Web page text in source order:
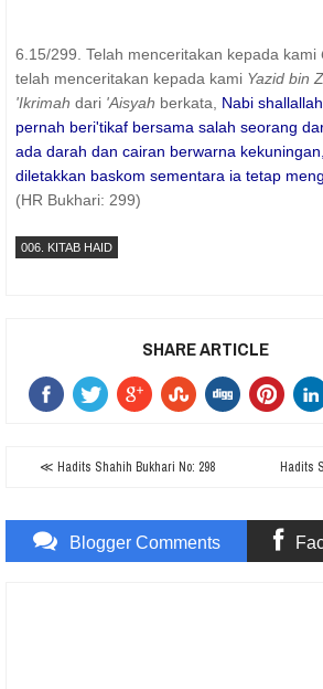
6.15/299. Telah menceritakan kepada kami
telah menceritakan kepada kami Yazid bin
'Ikrimah dari 'Aisyah berkata, Nabi
pernah beri'tikaf bersama salah seorang
ada darah dan cairan berwarna
diletakkan baskom sementara ia tetap
(HR Bukhari: 299)
006. KITAB HAID
SHARE ARTICLE
≪ Hadits Shahih Bukhari No: 298 Hadits
Blogger Comments